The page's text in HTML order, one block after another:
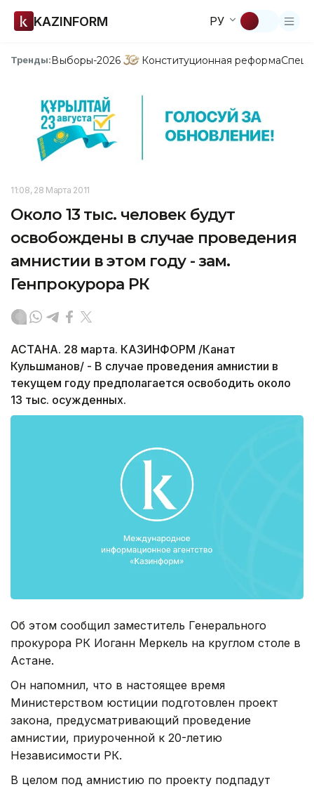
KAZINFORM РУ
Тренды:Выборы-2026 Конституционная реформа
11:08, 28 Марта 2011
Около 13 тыс. человек будут
освобождены в случае проведения
амнистии в этом году - зам.
Генпрокурора РК
АСТАНА. 28 марта. КАЗИНФОРМ /Канат
Кульшманов/ - В случае проведения амнистии в
текущем году предполагается освободить около
13 тыс. осужденных.
Об этом сообщил заместитель Генерального
прокурора РК Иоганн Меркель на круглом столе в
Астане.
Он напомнил, что в настоящее время
Министерством юстиции подготовлен проект
закона, предусматривающий проведение
амнистии, приуроченной к 20-летию
Независимости РК.
В целом под амнистию по проекту подпадут